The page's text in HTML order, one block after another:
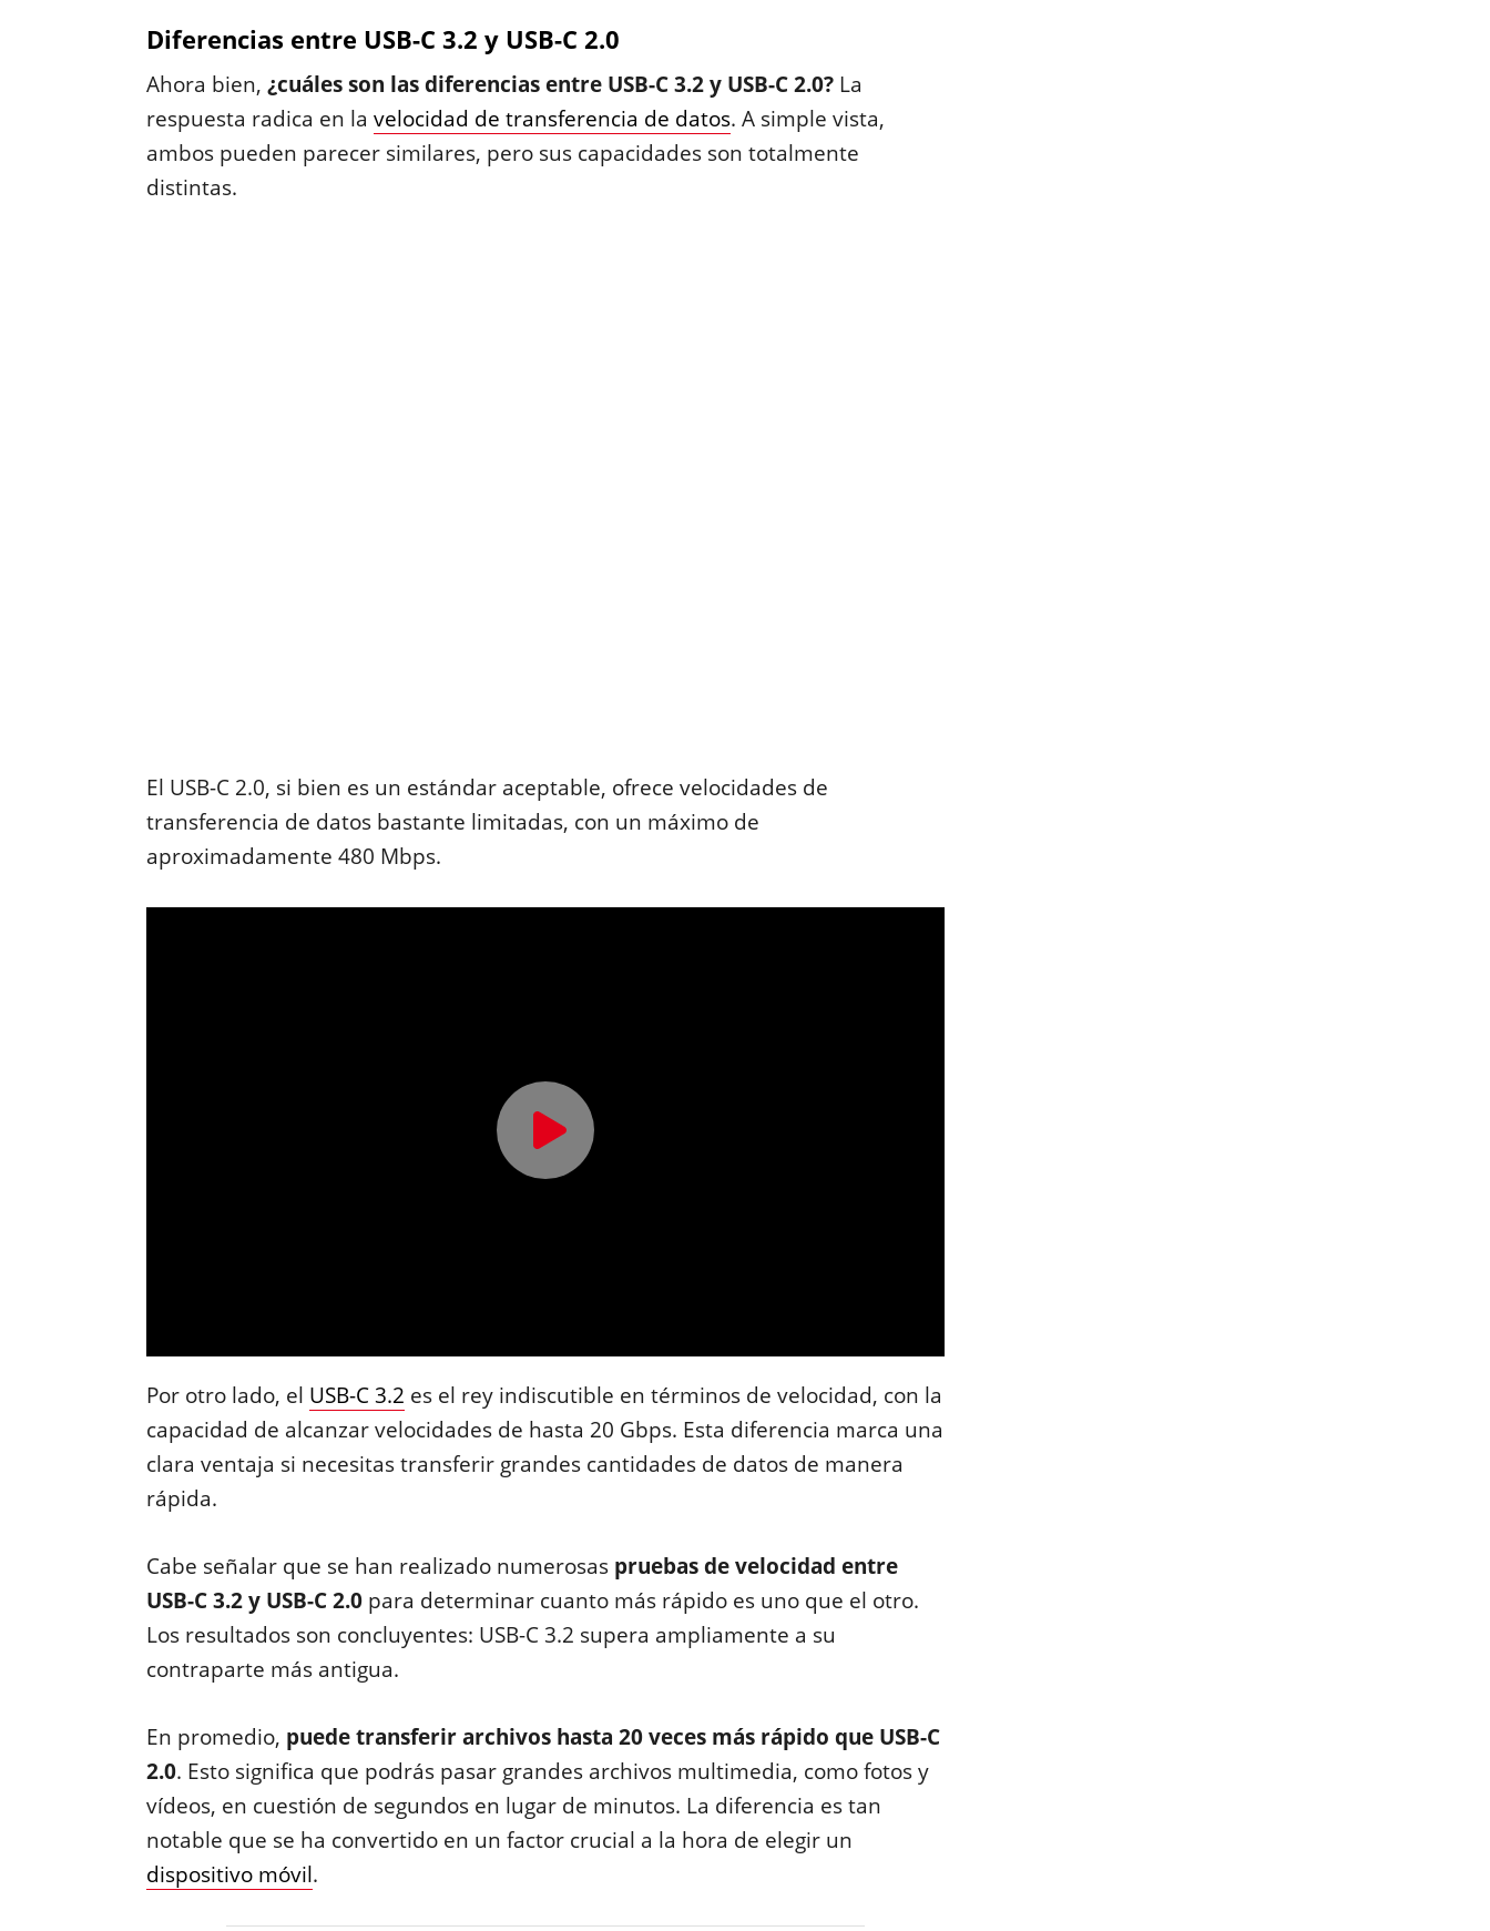
Diferencias entre USB-C 3.2 y USB-C 2.0
Ahora bien, ¿cuáles son las diferencias entre USB-C 3.2 y USB-C 2.0?La
respuesta radica en la velocidad de transferencia de datos. A simple vista,
ambos pueden parecer similares, pero sus capacidades son totalmente
distintas.
El USB-C 2.0, si bien es un estándar aceptable, ofrece velocidades de
transferencia de datos bastante limitadas, con un máximo de
aproximadamente 480 Mbps.
Por otro lado, el USB-C 3.2 es el rey indiscutible en términos de velocidad, con la
capacidad de alcanzar velocidades de hasta 20 Gbps. Esta diferencia marca una
clara ventaja si necesitas transferir grandes cantidades de datos de manera
rápida.
Cabe señalar que se han realizado numerosas pruebas de velocidad entre
USB-C 3.2 y USB-C 2.0para determinar cuanto más rápido es uno que el otro.
Los resultados son concluyentes: USB-C 3.2 supera ampliamente a su
contraparte más antigua.
En promedio, puede transferir archivos hasta 20 veces más rápido que USB-C
2.0. Esto significa que podrás pasar grandes archivos multimedia, como fotos y
vídeos, en cuestión de segundos en lugar de minutos. La diferencia es tan
notable que se ha convertido en un factor crucial a la hora de elegir un
dispositivo móvil.